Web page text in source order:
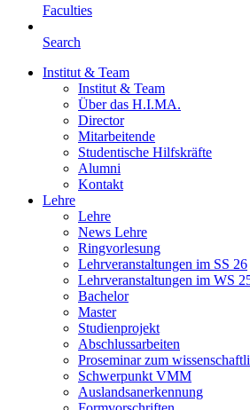
Faculties
Search
Institut & Team
Institut & Team
Über das H.I.MA.
Director
Mitarbeitende
Studentische Hilfskräfte
Alumni
Kontakt
Lehre
Lehre
News Lehre
Ringvorlesung
Lehrveranstaltungen im SS 26
Lehrveranstaltungen im WS
Bachelor
Master
Studienprojekt
Abschlussarbeiten
Proseminar zum
Schwerpunkt VMM
Auslandsanerkennung